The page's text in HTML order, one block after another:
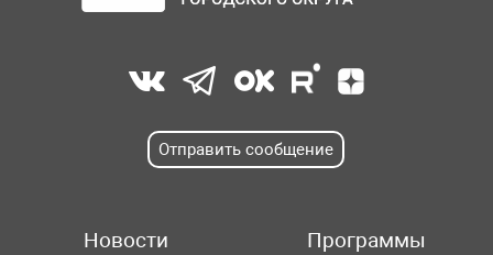
Отправить сообщение
Новости
Программы